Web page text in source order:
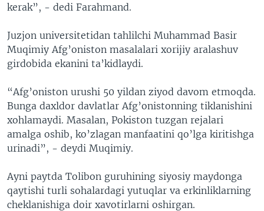
kerak”, - dedi Farahmand.
Juzjon universitetidan tahlilchi Muhammad Basir
Muqimiy Afg’oniston masalalari xorijiy aralashuv
girdobida ekanini ta’kidlaydi.
“Afg’oniston urushi 50 yildan ziyod davom etmoqda.
Bunga daxldor davlatlar Afg’onistonning tiklanishini
xohlamaydi. Masalan, Pokiston tuzgan rejalari
amalga oshib, ko’zlagan manfaatini qo’lga kiritishga
urinadi”, - deydi Muqimiy.
Ayni paytda Tolibon guruhining siyosiy maydonga
qaytishi turli sohalardagi yutuqlar va erkinliklarning
cheklanishiga doir xavotirlarni oshirgan.